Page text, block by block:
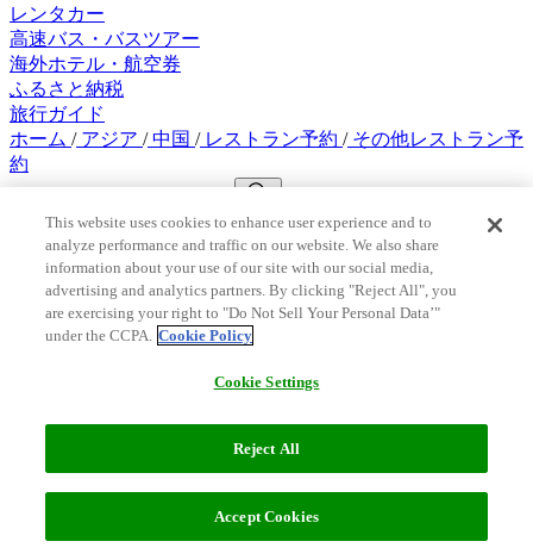
レンタカー
高速バス・バスツアー
海外ホテル・航空券
ふるさと納税
旅行ガイド
ホーム /アジア /中国 /レストラン予約 /その他レストラン予
約
中国のその他レストラン予約 (1件)
フィルター (2)
お
す
順
中国 上海蟹の専門店「成隆行蟹王府（九江路店）」セット
This website uses cookies to enhance user experience and to
analyze performance and traffic on our website. We also share
information about your use of our site with our social media,
advertising and analytics partners. By clicking "Reject All", you
are exercising your right to "Do Not Sell Your Personal Data’"
under the CCPA. Cookie Policy
Cookie Settings
Reject All
Accept Cookies